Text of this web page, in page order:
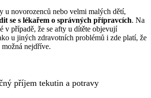
u novorozenců nebo velmi malých dětí,
se s lékařem o správných přípravcích. Na
v případě, že se afty u dítěte objevují
u jiných zdravotních problémů i zde platí, že
nejdříve.
příjem tekutin a potravy